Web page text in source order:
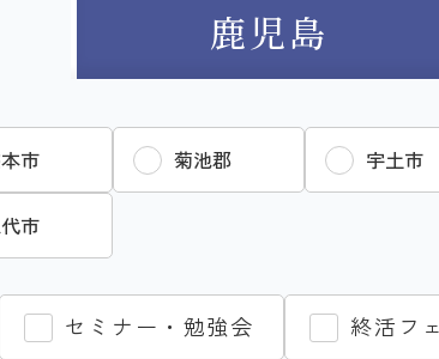
鹿児島
市 菊池郡 宇土市
市
セミナー・勉強会 終活フ